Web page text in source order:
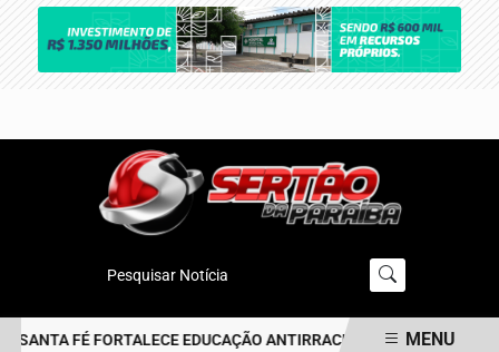
Pesquisar Notícia
SANTA FÉ FORTALECE EDUCAÇÃO ANTIRRACISTA DESDE AMENU